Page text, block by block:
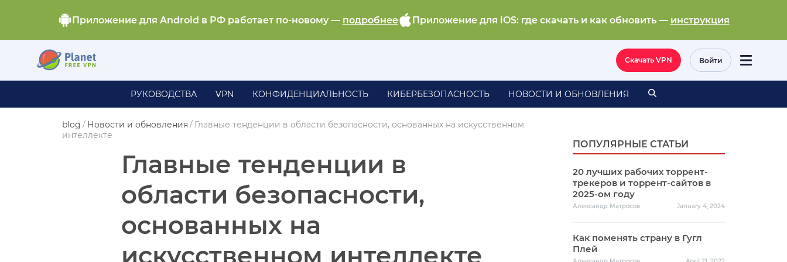
Приложение для Android в РФ работает по-новому — подробнее Приложение для iOS: где скачать и как обновить — инструкция
Скачать VPN Войти
РУКОВОДСТВА VPN КОНФИДЕНЦИАЛЬНОСТЬ КИБЕРБЕЗОПАСНОСТЬ НОВОСТИ И ОБНОВЛЕНИЯ
blog / Новости и обновления / Главные тенденции в области безопасности, основанных на искусственном
интеллекте
Главные тенденции в
области безопасности,
основанных на
искусственном интеллекте
ПОПУЛЯРНЫЕ СТАТЬИ
20 лучших рабочих торрент-
трекеров и торрент-сайтов в
2025-ом году
Александр Матросов January 4, 2024
Как поменять страну в Гугл
Плей